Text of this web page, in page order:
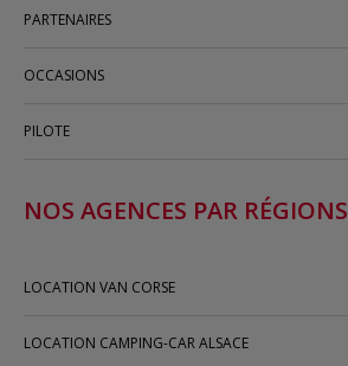
PARTENAIRES
OCCASIONS
PILOTE
NOS AGENCES PAR RÉGIONS
LOCATION VAN CORSE
LOCATION CAMPING-CAR ALSACE